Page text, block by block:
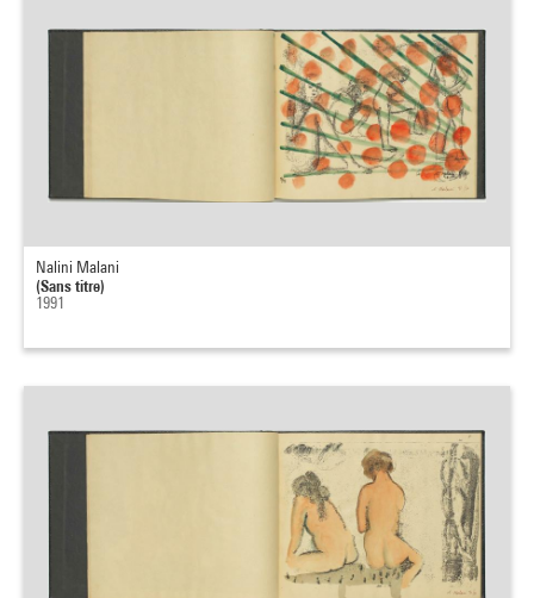
Nalini Malani
(Sans titre)
1991